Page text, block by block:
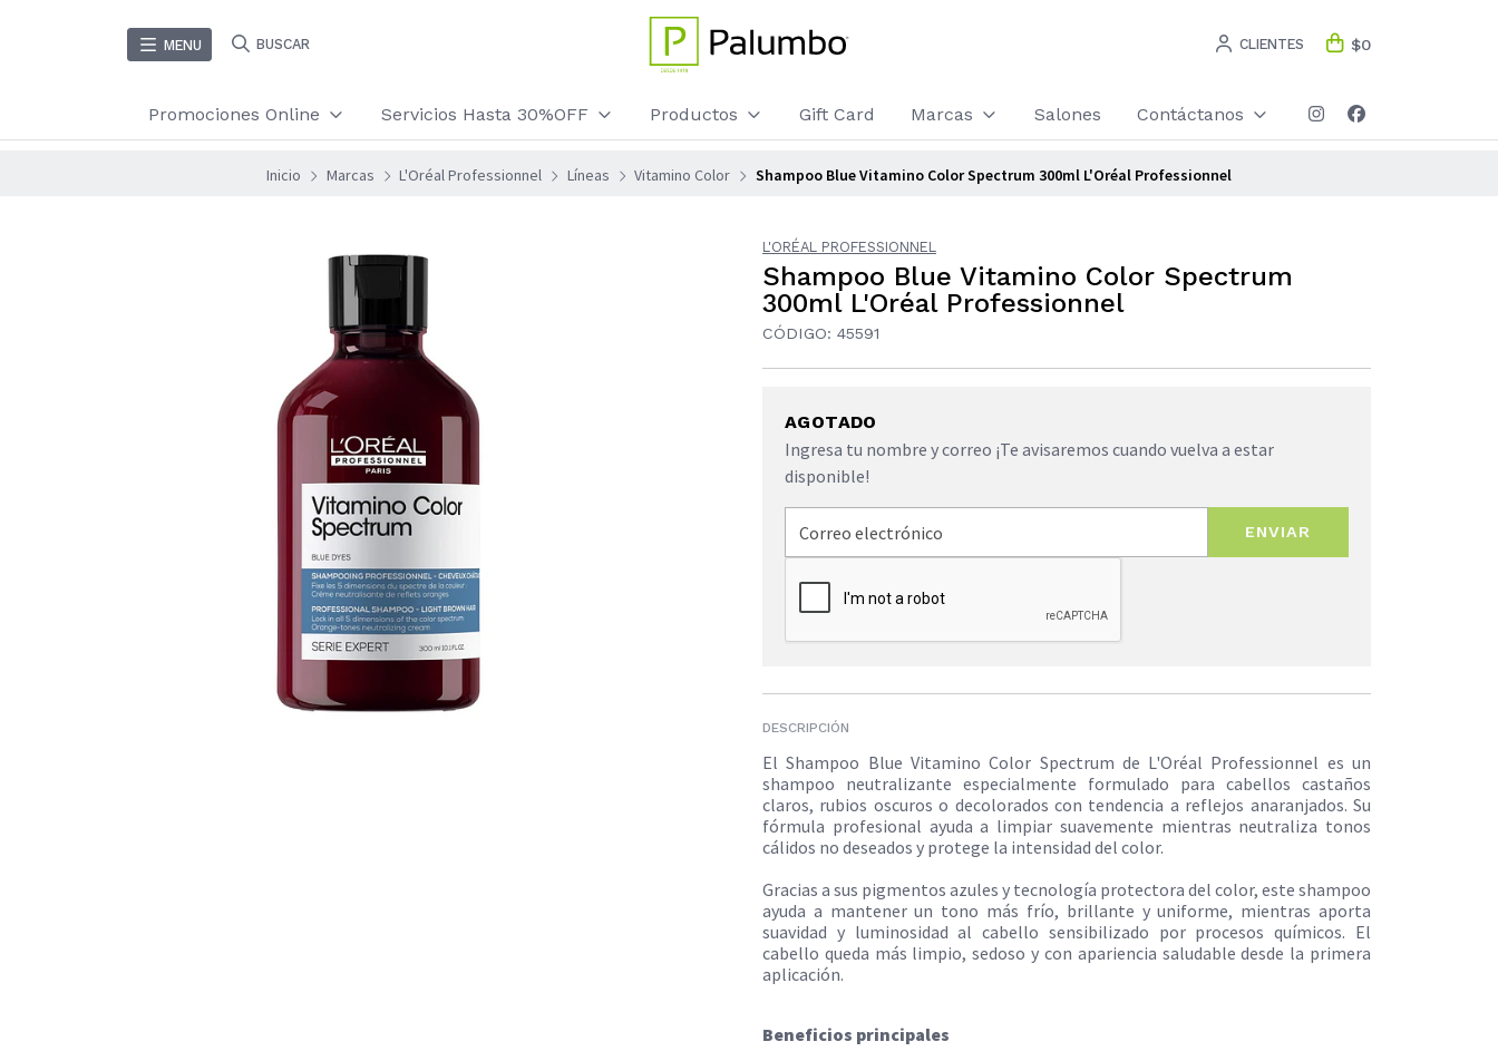
MENU BUSCAR CLIENTES $0
Promociones Online Servicios Hasta 30%OFF Productos Gift Card Marcas Salones Contáctanos
Inicio Marcas L'Oréal Professionnel Líneas Vitamino Color Shampoo Blue Vitamino Color Spectrum 300ml L'Oréal Professionnel
L'ORÉAL PROFESSIONNEL
Shampoo Blue Vitamino Color Spectrum
300ml L'Oréal Professionnel
CÓDIGO: 45591
AGOTADO
Ingresa tu nombre y correo ¡Te avisaremos cuando vuelva a estar
disponible!
ENVIAR
DESCRIPCIÓN
El Shampoo Blue Vitamino Color Spectrum de L'Oréal Professionnel es un
shampoo neutralizante especialmente formulado para cabellos castaños
claros, rubios oscuros o decolorados con tendencia a reflejos anaranjados. Su
fórmula profesional ayuda a limpiar suavemente mientras neutraliza tonos
cálidos no deseados y protege la intensidad del color.
Gracias a sus pigmentos azules y tecnología protectora del color, este shampoo
ayuda a mantener un tono más frío, brillante y uniforme, mientras aporta
suavidad y luminosidad al cabello sensibilizado por procesos químicos. El
cabello queda más limpio, sedoso y con apariencia saludable desde la primera
aplicación.
Beneficios principales